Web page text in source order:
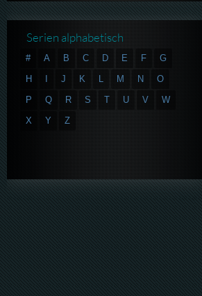
Serien alphabetisch
# A B C D E F
G
H
I J K L M N
O
P
Q R S T U V
W
X
Y Z